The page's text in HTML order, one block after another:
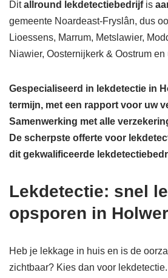
Ditallround lekdetectiebedrijfis
gemeente Noardeast-Fryslân, dus
Lioessens, Marrum, Metslawier,
Niawier, Oosternijkerk & Oostrum en
Gespecialiseerd in lekdetectie in
termijn, met een rapport voor uw
Samenwerking met alle
De scherpste offerte voor
dit gekwalificeerde
Lekdetectie: snel
opsporen in
Heb je lekkage in huis en is de
zichtbaar? Kies dan voor